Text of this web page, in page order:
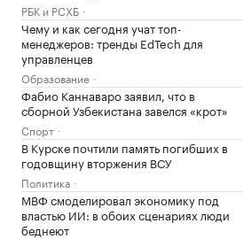
РБК и РСХБ
Чему и как сегодня учат топ-
менеджеров: тренды EdTech для
управленцев
Образование
Фабио Каннаваро заявил, что в
сборной Узбекистана завелся «крот»
Спорт
В Курске почтили память погибших в
годовщину вторжения ВСУ
Политика
МВФ смоделировал экономику под
властью ИИ: в обоих сценариях люди
беднеют